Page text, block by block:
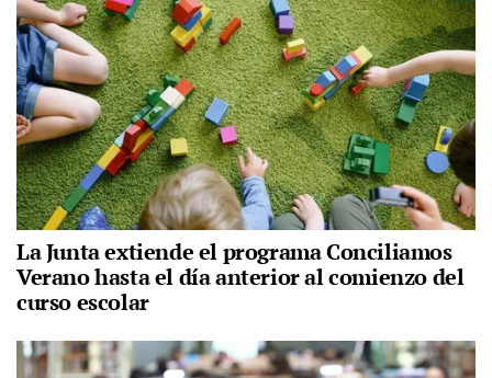
La Junta extiende el programa Conciliamos
Verano hasta el día anterior al comienzo del
curso escolar